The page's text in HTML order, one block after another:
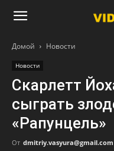
Домой Новости
Новости
Скарлетт
сыграть
«Рапунцель»
От dmitriy.vasyura@gmail.com